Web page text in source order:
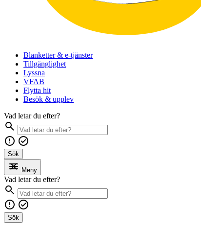
Blanketter & e-tjänster
Tillgänglighet
Lyssna
VFAB
Flytta hit
Besök & upplev
Vad letar du efter?
Sök
Meny
Vad letar du efter?
Sök